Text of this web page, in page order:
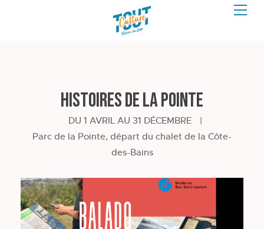
Histoires de la Pointe
DU 1 AVRIL AU 31 DÉCEMBRE
|
Parc de la Pointe, départ du chalet de la Côte-
des-Bains